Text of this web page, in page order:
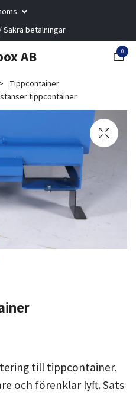
Säkra betalningar
AB 0
Tippcontainer
tippcontainer
till tippcontainer.
och förenklar lyft. Sats